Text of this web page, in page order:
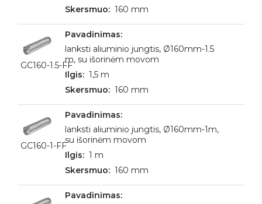
160 mm
GC160-1.5-FF
lanksti aliuminio jungtis, Ø160mm-1.5
m, su išorinėm movom
1,5 m
160 mm
GC160-1-FF
lanksti aliuminio jungtis, Ø160mm-1m,
su išorinėm movom
1 m
160 mm